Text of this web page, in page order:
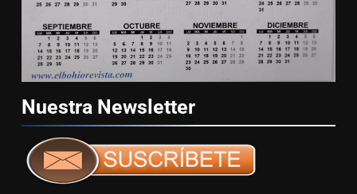
Nuestra Newsletter